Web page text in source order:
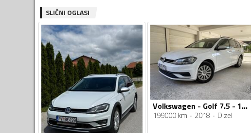
SLIČNI OGLASI
Volkswagen - Golf 7.5 - 1.6 TDI
199000 km 2018 Dizel